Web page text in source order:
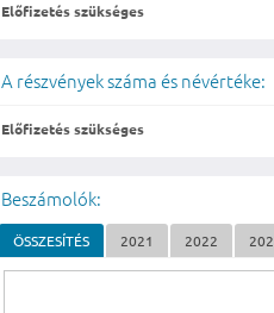
Előfizetés szükséges
A részvények száma és névértéke:
Előfizetés szükséges
Beszámolók:
ÖSSZESÍTÉS 2021 2022